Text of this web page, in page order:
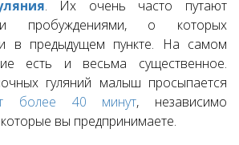
. Их очень часто путают
пробуждениями, о которых
в предыдущем пункте. На самом
есть и весьма существенное.
гуляний малыш просыпается
более 40 минут, независимо
которые вы предпринимаете.